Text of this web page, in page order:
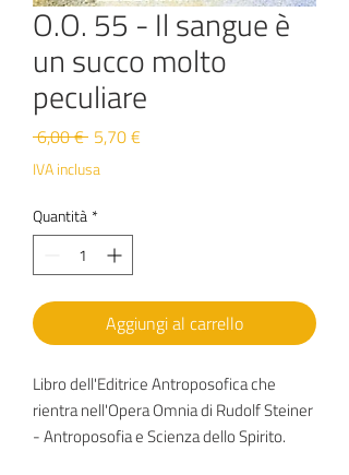
O.O. 55 - Il sangue è
un succo molto
peculiare
6,00 € Prezzo
regolare
5,70 €Prezzo
IVA inclusa
Quantità *
Aggiungi al carrello
Libro dell'Editrice Antroposofica che
rientra nell'Opera Omnia di Rudolf Steiner
- Antroposofia e Scienza dello Spirito.